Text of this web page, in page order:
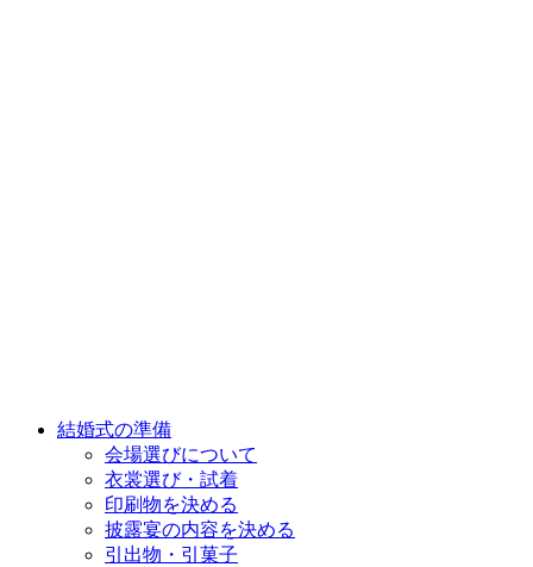
結婚式の準備
会場選びについて
衣裳選び・試着
印刷物を決める
披露宴の内容を決める
引出物・引菓子